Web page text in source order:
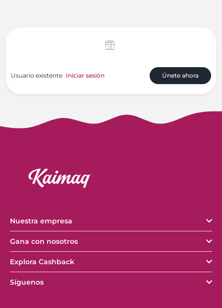
Únete ahora
Usuario existente Iniciar sesión
Nuestra empresa
Gana con nosotros
Explora Cashback
Síguenos